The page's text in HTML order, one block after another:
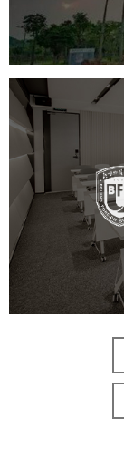
学
培训教育